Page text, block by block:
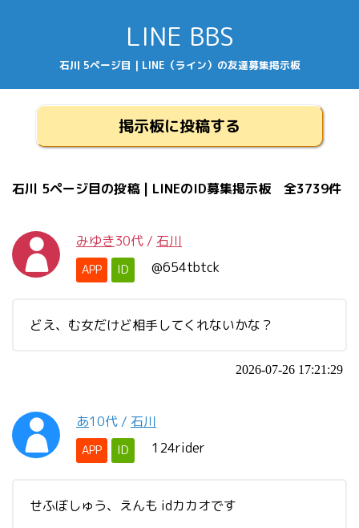
LINE BBS
石川 5ページ目 | LINE（ライン）の友達募集掲示板
掲示板に投稿する
石川 5ページ目の投稿 | LINEのID募集掲示板 全3739件
みゆき30代 / 石川
APP ID @654tbtck
どえ、む女だけど相手してくれないかな？
2026-07-26 17:21:29
あ10代 / 石川
APP ID 124rider
せふぼしゅう、えんも idカカオです